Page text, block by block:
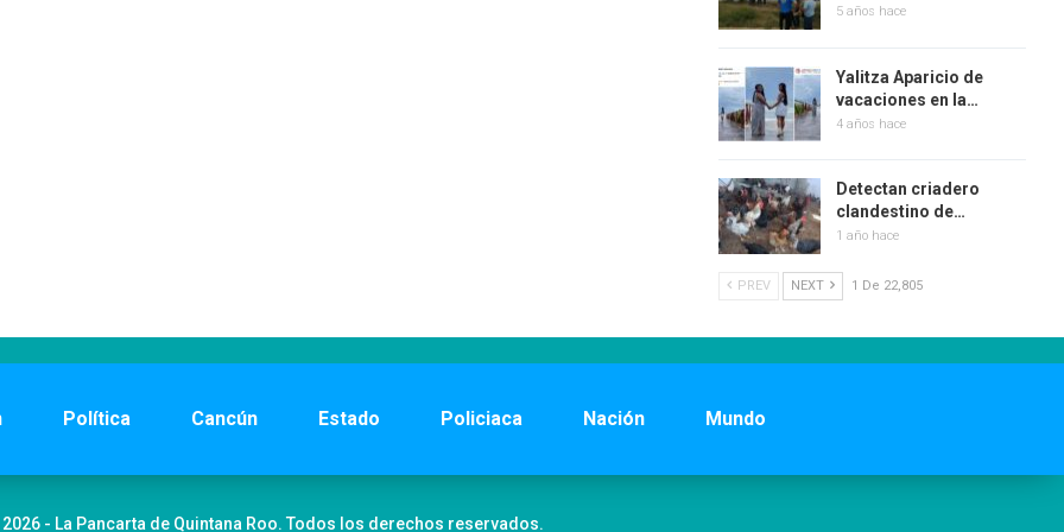
5 años hace
Yalitza Aparicio de
vacaciones en la…
4 años hace
Detectan criadero
clandestino de…
1 año hace
PREV NEXT 1 De 22,805
Política Cancún Estado Policiaca Nación Mundo
- La Pancarta de Quintana Roo. Todos los derechos reservados.